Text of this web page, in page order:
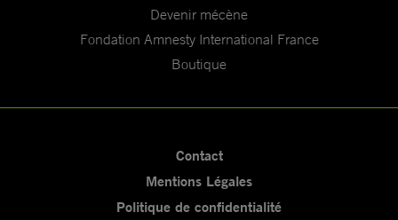
Devenir mécène
Fondation Amnesty International France
Boutique
Contact
Mentions Légales
Politique de confidentialité